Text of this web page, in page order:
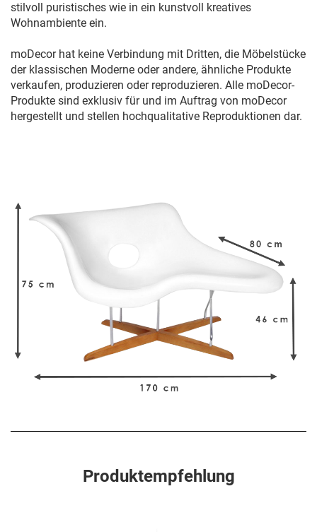
stilvoll puristisches wie in ein kunstvoll kreatives
Wohnambiente ein.
moDecor hat keine Verbindung mit Dritten, die Möbelstücke
der klassischen Moderne oder andere, ähnliche Produkte
verkaufen, produzieren oder reproduzieren. Alle moDecor-
Produkte sind exklusiv für und im Auftrag von moDecor
hergestellt und stellen hochqualitative Reproduktionen dar.
Produktempfehlung